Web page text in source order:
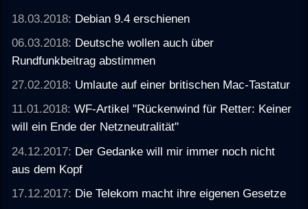
18.03.2018: Debian 9.4 erschienen
06.03.2018: Deutsche wollen auch über
Rundfunkbeitrag abstimmen
27.02.2018: Umlaute auf einer britischen Mac-Tastatur
11.01.2018:WF-Artikel "Rückenwind für Retter: Keiner
will ein Ende der Netzneutralität"
24.12.2017: Der Gedanke will mir immer noch nicht
aus dem Kopf
17.12.2017: Die Telekom macht ihre eigenen Gesetze